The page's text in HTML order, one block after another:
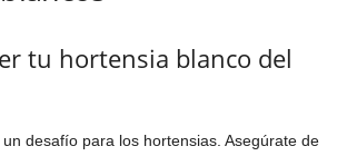
tu hortensia blanco del
desafío para los hortensias. Asegúrate de